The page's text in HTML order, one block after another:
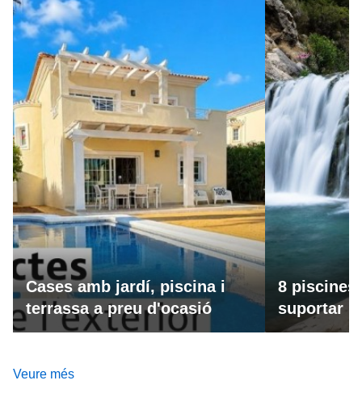
Cases amb jardí, piscina i
terrassa a preu d'ocasió
8 piscines
suportar
Veure més